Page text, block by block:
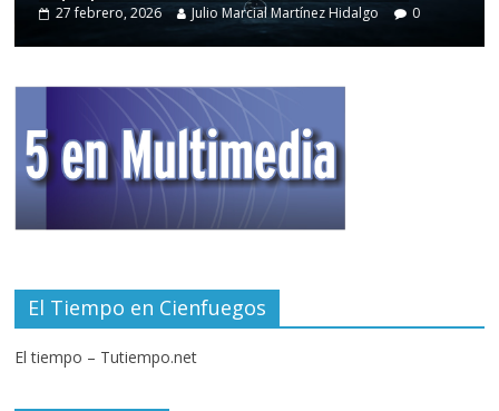
27 febrero, 2026 Julio Marcial Martínez Hidalgo 0
El Tiempo en Cienfuegos
El tiempo – Tutiempo.net